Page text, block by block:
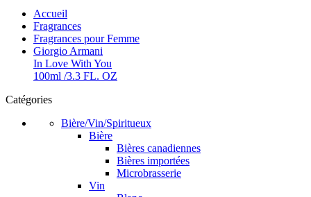
Accueil
Fragrances
Fragrances pour Femme
Giorgio Armani
In Love With You
100ml /3.3 FL. OZ
Catégories
Bière/Vin/Spiritueux
Bière
Bières canadiennes
Bières importées
Microbrasserie
Vin